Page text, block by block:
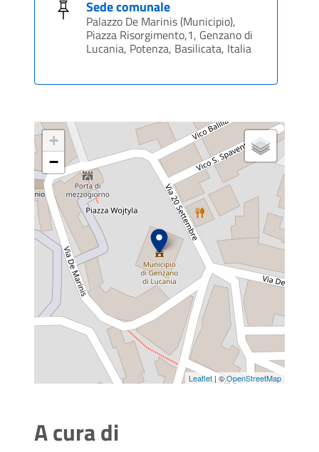
Sede comunale
Palazzo De Marinis (Municipio),
Piazza Risorgimento,1, Genzano di
Lucania, Potenza, Basilicata, Italia
+
−
Leaflet | ©OpenStreetMap
A cura di